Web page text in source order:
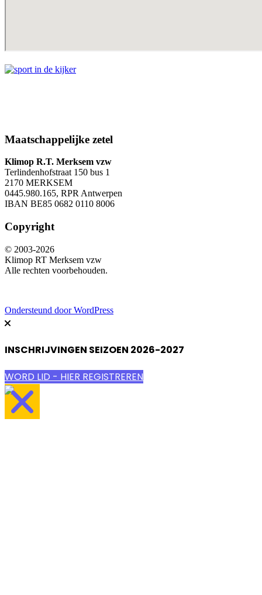
Maatschappelijke zetel
Klimop R.T. Merksem vzw
Terlindenhofstraat 150 bus 1
2170 MERKSEM
0445.980.165, RPR Antwerpen
IBAN BE85 0682 0110 8006
Copyright
© 2003-2026
Klimop RT Merksem vzw
Alle rechten voorbehouden.
Ondersteund door WordPress
INSCHRIJVINGEN SEIZOEN 2026-2027
WORD LID - HIER REGISTREREN